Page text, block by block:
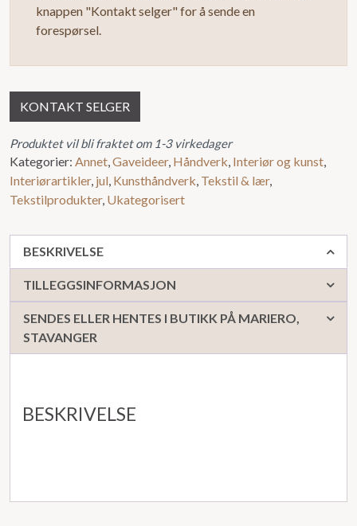
knappen "Kontakt selger" for å sende en
forespørsel.
KONTAKT SELGER
Produktet vil bli fraktet om 1-3 virkedager
Kategorier: Annet Gaveideer, Håndverk Interiør og kunst
Interiørartikler, jul Kunsthåndverk Tekstil & lær,
Tekstilprodukter, Ukategorisert
BESKRIVELSE
TILLEGGSINFORMASJON
SENDES ELLER HENTES I BUTIKK PÅ MARIERO,
STAVANGER
BESKRIVELSE